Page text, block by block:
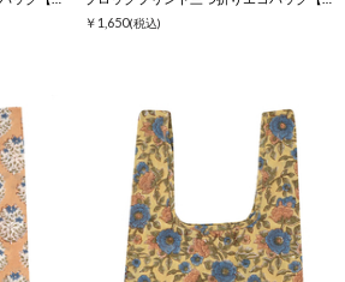
￥1,650(税込)